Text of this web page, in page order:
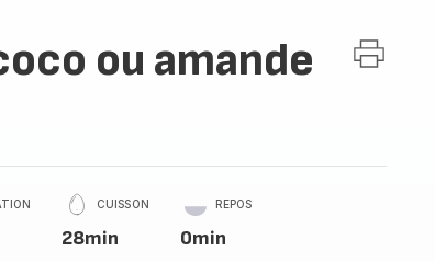
ou amande
CUISSON
28min
REPOS
0min